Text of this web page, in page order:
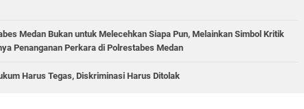
Medan Bukan untuk Melecehkan Siapa Pun, Melainkan Simbol Kritik
Penanganan Perkara di Polrestabes Medan
Harus Tegas, Diskriminasi Harus Ditolak